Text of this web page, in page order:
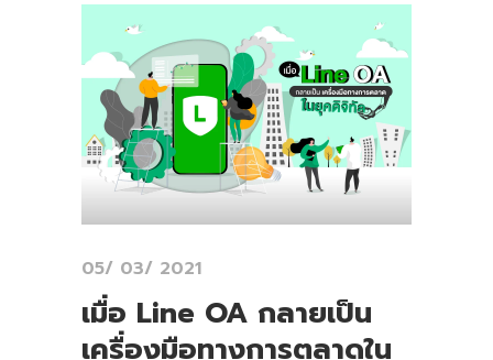
05/ 03/ 2021
เมื่อ Line OA กลายเป็น
เครื่องมือทางการตลาดใน